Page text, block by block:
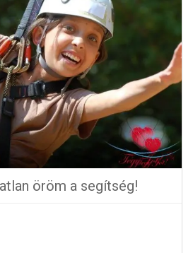
öröm a segítség!